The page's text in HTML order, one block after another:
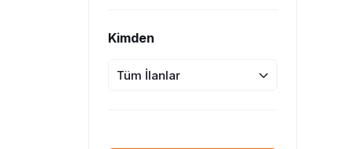
Kimden
Tüm İlanlar